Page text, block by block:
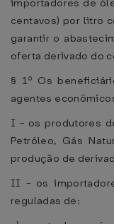
importadores de
centavos) por litro
garantir o
oferta derivado do
§ 1º Os
agentes
I - os produtores
Petróleo, Gás
produção de
II - os
reguladas de: